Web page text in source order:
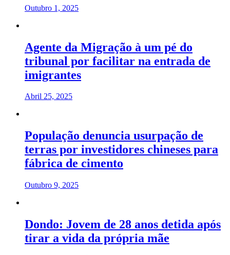
Outubro 1, 2025
Agente da Migração à um pé do
tribunal por facilitar na entrada de
imigrantes
Abril 25, 2025
População denuncia usurpação de
terras por investidores chineses para
fábrica de cimento
Outubro 9, 2025
Dondo: Jovem de 28 anos detida após
tirar a vida da própria mãe